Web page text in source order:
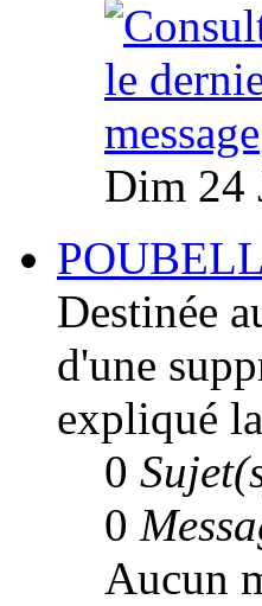
Dim 24
Destinée
d'une
expliqué
0
0
Aucun